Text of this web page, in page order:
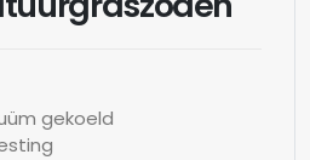
gekoeld